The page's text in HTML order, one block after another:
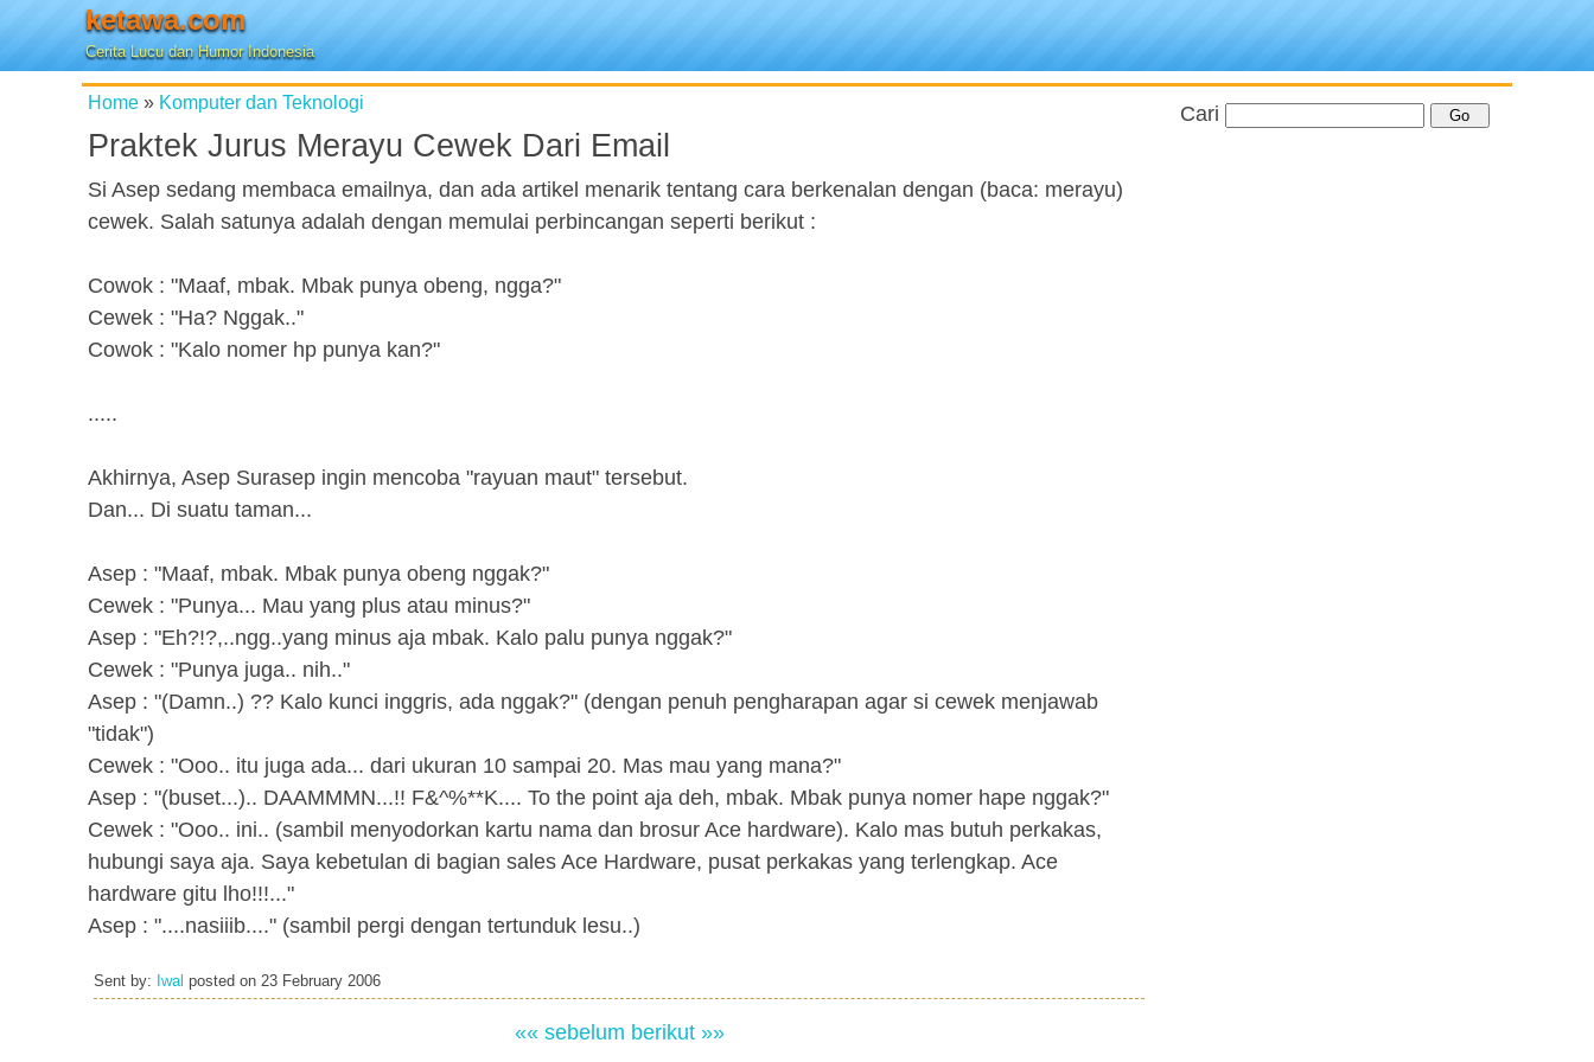
ketawa.com
Cerita Lucu dan Humor Indonesia
Home » Komputer dan Teknologi
Praktek Jurus Merayu Cewek Dari Email
Si Asep sedang membaca emailnya, dan ada artikel menarik tentang cara berkenalan dengan (baca: merayu)
cewek. Salah satunya adalah dengan memulai perbincangan seperti berikut :
Cowok : "Maaf, mbak. Mbak punya obeng, ngga?"
Cewek : "Ha? Nggak.."
Cowok : "Kalo nomer hp punya kan?"
.....
Akhirnya, Asep Surasep ingin mencoba "rayuan maut" tersebut.
Dan... Di suatu taman...
Asep : "Maaf, mbak. Mbak punya obeng nggak?"
Cewek : "Punya... Mau yang plus atau minus?"
Asep : "Eh?!?,..ngg..yang minus aja mbak. Kalo palu punya nggak?"
Cewek : "Punya juga.. nih.."
Asep : "(Damn..) ?? Kalo kunci inggris, ada nggak?" (dengan penuh pengharapan agar si cewek menjawab
"tidak")
Cewek : "Ooo.. itu juga ada... dari ukuran 10 sampai 20. Mas mau yang mana?"
Asep : "(buset...).. DAAMMMN...!! F&^%**K.... To the point aja deh, mbak. Mbak punya nomer hape nggak?"
Cewek : "Ooo.. ini.. (sambil menyodorkan kartu nama dan brosur Ace hardware). Kalo mas butuh perkakas,
hubungi saya aja. Saya kebetulan di bagian sales Ace Hardware, pusat perkakas yang terlengkap. Ace
hardware gitu lho!!!..."
Asep : "....nasiiib...." (sambil pergi dengan tertunduk lesu..)
Sent by: Iwal posted on 23 February 2006
«« sebelum berikut »»
Cari